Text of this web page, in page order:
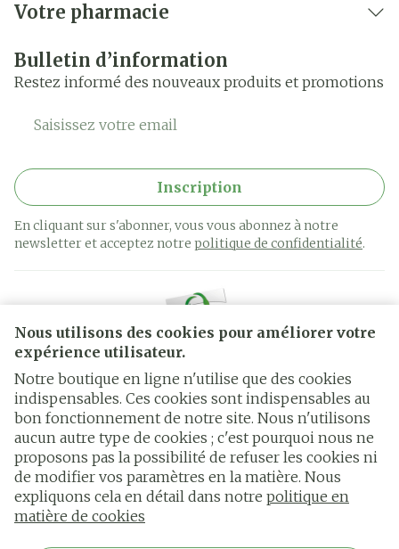
Nous utilisons des cookies pour améliorer votre
expérience utilisateur.
Notre boutique en ligne n'utilise que des cookies
indispensables. Ces cookies sont indispensables au
bon fonctionnement de notre site. Nous n'utilisons
aucun autre type de cookies ; c'est pourquoi nous ne
proposons pas la possibilité de refuser les cookies ni
de modifier vos paramètres en la matière. Nous
expliquons cela en détail dans notre politique en
matière de cookies
Votre pharmacie
Bulletin d’information
Restez informé des nouveaux produits et promotions
Adresse mail
Inscription
En cliquant sur s'abonner, vous vous abonnez à notre
newsletter et acceptez notre politique de confidentialité.
Liens légaux